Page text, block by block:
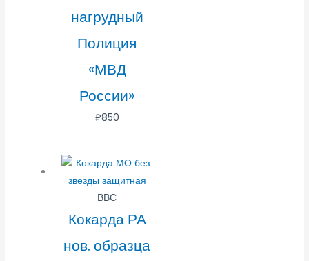
нагрудный
Полиция
«МВД
России»
₽850
ВВС
Кокарда РА
нов. образца